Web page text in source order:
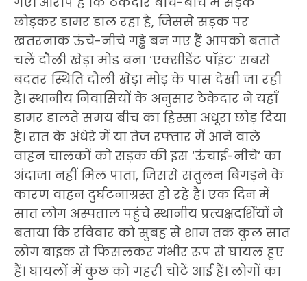
छोड़कर डामर डाल रहा है, जिससे सड़क पर
खतरनाक ऊंचे-नीचे गड्ढे बन गए हैं आपको बताते
चलें दौली खेड़ा मोड़ बना ‘एक्सीडेंट पॉइंट’ ​सबसे
बदतर स्थिति दौली खेड़ा मोड़ के पास देखी जा रही
है। स्थानीय निवासियों के अनुसार ठेकेदार ने यहाँ
डामर डालते समय बीच का हिस्सा अधूरा छोड़ दिया
है। रात के अंधेरे में या तेज रफ्तार में आने वाले
वाहन चालकों को सड़क की इस ‘ऊंचाई-नीचे’ का
अंदाजा नहीं मिल पाता, जिससे संतुलन बिगड़ने के
कारण वाहन दुर्घटनाग्रस्त हो रहे हैं। ​एक दिन में
सात लोग अस्पताल पहुंचे ​स्थानीय प्रत्यक्षदर्शियों ने
बताया कि रविवार को सुबह से शाम तक कुल सात
लोग बाइक से फिसलकर गंभीर रूप से घायल हुए
हैं। घायलों में कुछ को गहरी चोटें आई हैं। लोगों का